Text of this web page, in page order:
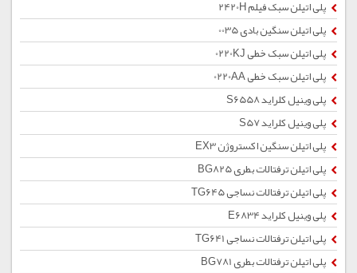
پلی اتیلن سبک فیلم 2420H
پلی اتیلن سنگین بادی 0035
پلی اتیلن سبک خطی 0220KJ
پلی اتیلن سبک خطی 0220AA
پلی وینیل کلراید S6558
پلی وینیل کلراید S57
پلی اتیلن سنگین اکستروژن EX3
پلی اتیلن ترفتالات بطری BG825
پلی اتیلن ترفتالات نساجی TG645
پلی وینیل کلراید E6834
پلی اتیلن ترفتالات نساجی TG641
پلی اتیلن ترفتالات بطری BG781